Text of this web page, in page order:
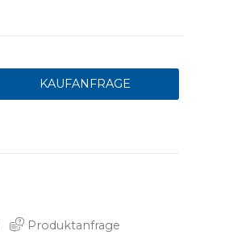
Produktanfrage